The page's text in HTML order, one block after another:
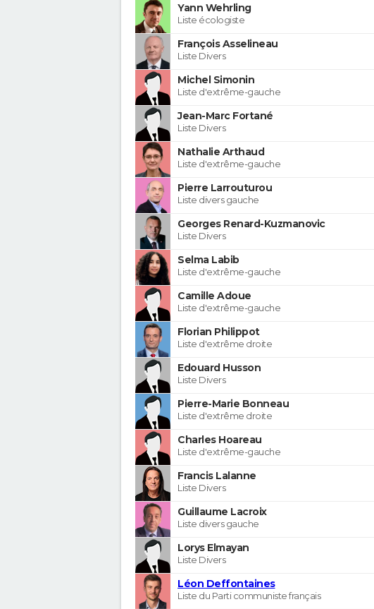
Yann Wehrling
Liste écologiste
François Asselineau
Liste Divers
Michel Simonin
Liste d'extrême-gauche
Jean-Marc Fortané
Liste Divers
Nathalie Arthaud
Liste d'extrême-gauche
Pierre Larrouturou
Liste divers gauche
Georges Renard-Kuzmanovic
Liste Divers
Selma Labib
Liste d'extrême-gauche
Camille Adoue
Liste d'extrême-gauche
Florian Philippot
Liste d'extrême droite
Edouard Husson
Liste Divers
Pierre-Marie Bonneau
Liste d'extrême droite
Charles Hoareau
Liste d'extrême-gauche
Francis Lalanne
Liste Divers
Guillaume Lacroix
Liste divers gauche
Lorys Elmayan
Liste Divers
Léon Deffontaines
Liste du Parti communiste français